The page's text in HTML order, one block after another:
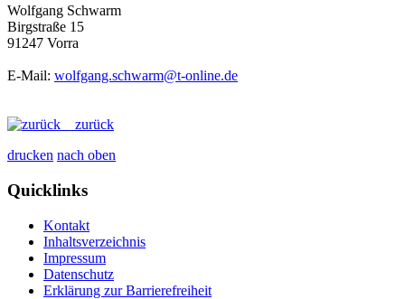
Wolfgang Schwarm
Birgstraße 15
91247 Vorra
E-Mail: wolfgang.schwarm@t-online.de
zurück
drucken nach oben
Quicklinks
Kontakt
Inhaltsverzeichnis
Impressum
Datenschutz
Erklärung zur Barrierefreiheit